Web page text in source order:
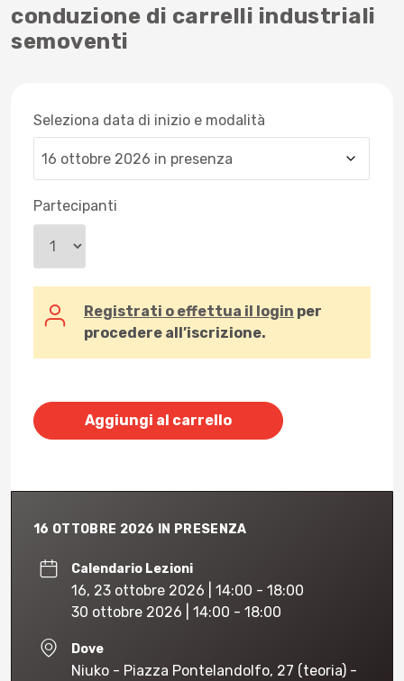
conduzione di carrelli industriali
semoventi
Seleziona data di inizio e modalità
Partecipanti
Registrati o effettua il login per
procedere all’iscrizione.
Aggiungi al carrello
16 OTTOBRE 2026 IN PRESENZA
Calendario Lezioni
16, 23 ottobre 2026 | 14:00 - 18:00
30 ottobre 2026 | 14:00 - 18:00
Dove
Niuko - Piazza Pontelandolfo, 27 (teoria) -